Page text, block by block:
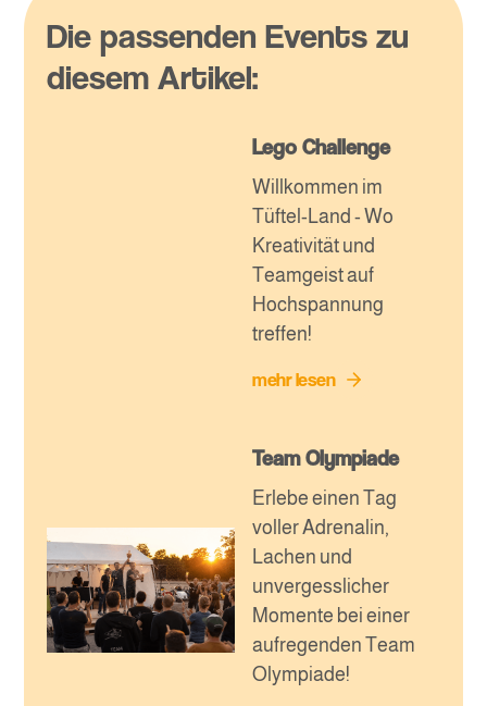
Die passenden Events zu
diesem Artikel:
Lego Challenge
Willkommen im
Tüftel-Land - Wo
Kreativität und
Teamgeist auf
Hochspannung
treffen!
mehr lesen
Team Olympiade
Erlebe einen Tag
voller Adrenalin,
Lachen und
unvergesslicher
Momente bei einer
aufregenden Team
Olympiade!